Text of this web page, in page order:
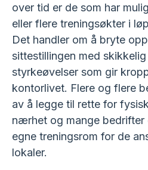
over tid er de som har
eller flere treningsøkter i
Det handler om å bryte
sittestillingen med
styrkeøvelser som gir
kontorlivet. Flere og flere
av å legge til rette for
nærhet og mange bedrifter
egne treningsrom for de
lokaler.